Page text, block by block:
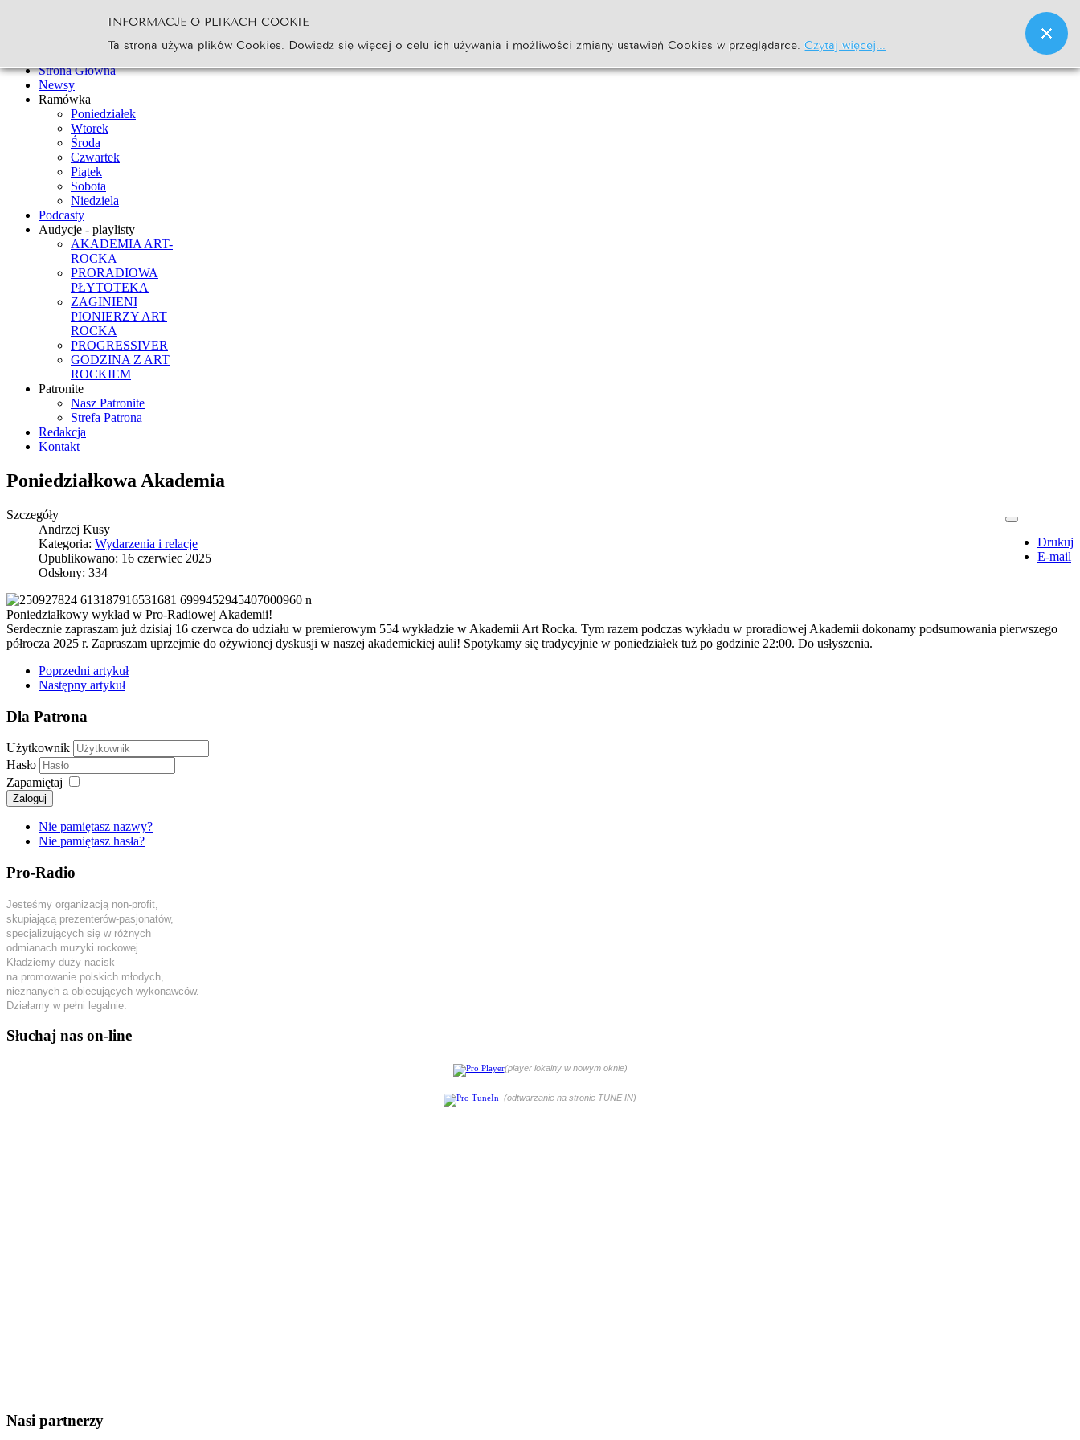
Go
Strona Główna
Newsy
Ramówka
Poniedziałek
Wtorek
Środa
Czwartek
Piątek
Sobota
Niedziela
Podcasty
Audycje - playlisty
AKADEMIA ART-
ROCKA
PRORADIOWA
PŁYTOTEKA
ZAGINIENI
PIONIERZY ART
ROCKA
PROGRESSIVER
GODZINA Z ART
ROCKIEM
Patronite
Nasz Patronite
Strefa Patrona
Redakcja
Kontakt
Poniedziałkowa Akademia
Drukuj
E-mail
Szczegóły
Andrzej Kusy
Kategoria: Wydarzenia i relacje
Opublikowano: 16 czerwiec 2025
Odsłony: 334
Poniedziałkowy wykład w Pro-Radiowej Akademii!
Serdecznie zapraszam już dzisiaj 16 czerwca do udziału w premierowym 554 wykładzie w Akademii Art Rocka. Tym razem podczas wykładu w proradiowej Akademii dokonamy podsumowania pierwszego
półrocza 2025 r. Zapraszam uprzejmie do ożywionej dyskusji w naszej akademickiej auli! Spotykamy się tradycyjnie w poniedziałek tuż po godzinie 22:00. Do usłyszenia.
Poprzedni artykuł
Następny artykuł
Dla Patrona
Użytkownik
Hasło
Zapamiętaj
Zaloguj
Nie pamiętasz nazwy?
Nie pamiętasz hasła?
Pro-Radio
Jesteśmy organizacją non-profit,
skupiającą prezenterów-pasjonatów,
specjalizujących się w różnych
odmianach muzyki rockowej.
Kładziemy duży nacisk
na promowanie polskich młodych,
nieznanych a obiecujących wykonawców.
Działamy w pełni legalnie.
Słuchaj nas on-line
(player lokalny w nowym oknie)
(odtwarzanie na stronie TUNE IN)
Nasi partnerzy
INFORMACJE O PLIKACH COOKIE
Ta strona używa plików Cookies. Dowiedz się więcej o celu ich używania i możliwości zmiany ustawień Cookies w przeglądarce.Czytaj więcej...